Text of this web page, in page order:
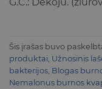
Šis įrašas buvo
produktai Užnosinis
bakterijos Blogas
Nemalonus burnos